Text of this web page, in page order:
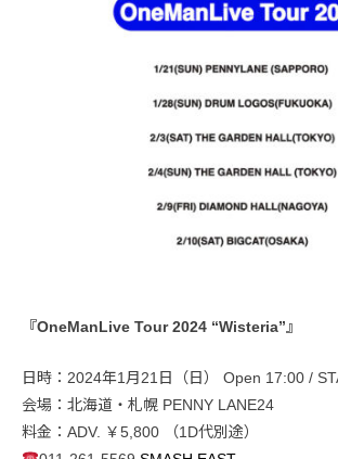
『OneManLive Tour 2024 “Wisteria”』
日時：2024年1月21日（日） Open 17:00 /
会場：北海道・札幌 PENNY LANE24
料金：ADV. ￥5,800 （1D代別途）